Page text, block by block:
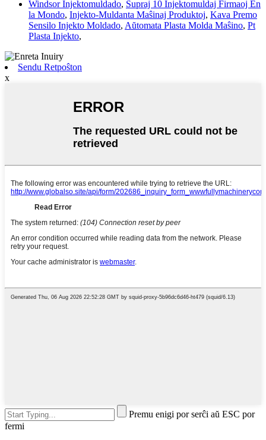
Windsor Injektomuldado, Supraj 10 Injektomuldaj Firmaoj En
la Mondo, Injekto-Muldanta Maŝinaj Produktoj, Kava Premo
Sensilo Injekto Moldado, Aŭtomata Plasta Molda Maŝino, Pt
Plasta Injekto,
Sendu Retpoŝton
x
Premu enigi por serĉi aŭ ESC por
fermi